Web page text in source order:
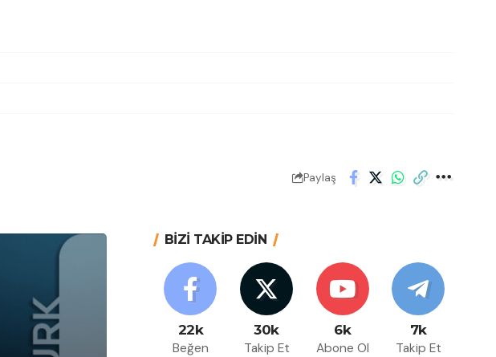
Paylaş
BİZİ TAKİP EDİN
22k
Beğen
30k
Takip Et
6k
Abone Ol
7k
Takip Et